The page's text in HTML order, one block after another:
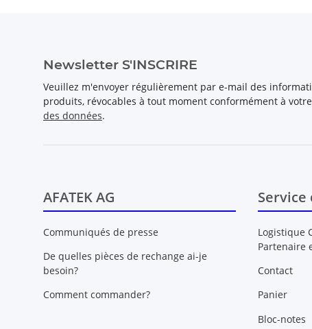
Newsletter S'INSCRIRE
Veuillez m'envoyer régulièrement par e-mail des
produits, révocables à tout moment conformément à votre
des données.
AFATEK AG
Communiqués de presse
De quelles pièces de rechange ai-je
besoin?
Comment commander?
Logistique
Partenaire
Contact
Panier
Bloc-notes